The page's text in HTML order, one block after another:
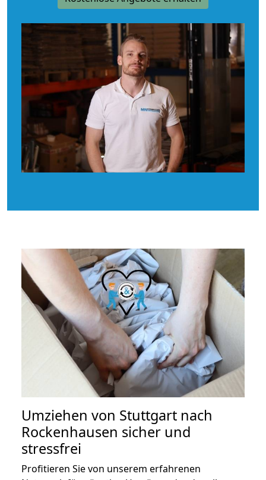
Umziehen von Stuttgart nach
Rockenhausen sicher und
stressfrei
Profitieren Sie von unserem erfahrenen